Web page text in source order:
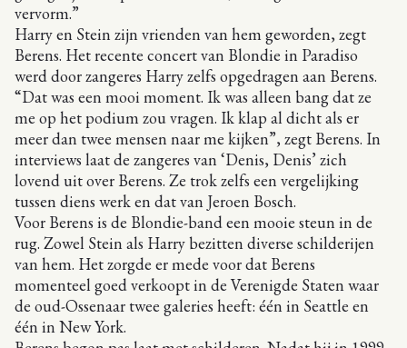
vervorm.”
Harry en Stein zijn vrienden van hem geworden, zegt
Berens. Het recente concert van Blondie in Paradiso
werd door zangeres Harry zelfs opgedragen aan Berens.
“Dat was een mooi moment. Ik was alleen bang dat ze
me op het podium zou vragen. Ik klap al dicht als er
meer dan twee mensen naar me kijken”, zegt Berens. In
interviews laat de zangeres van ‘Denis‚ Denis’ zich
lovend uit over Berens. Ze trok zelfs een vergelijking
tussen diens werk en dat van Jeroen Bosch.
Voor Berens is de Blondie-band een mooie steun in de
rug. Zowel Stein als Harry bezitten diverse schilderijen
van hem. Het zorgde er mede voor dat Berens
momenteel goed verkoopt in de Verenigde Staten waar
de oud-Ossenaar twee galeries heeft: één in Seattle en
één in New York.